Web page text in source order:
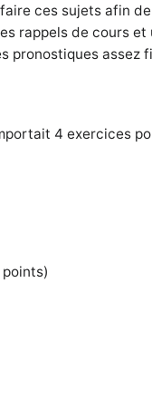
ces sujets afin
rappels de cours et
pronostiques assez
4 exercices
points)